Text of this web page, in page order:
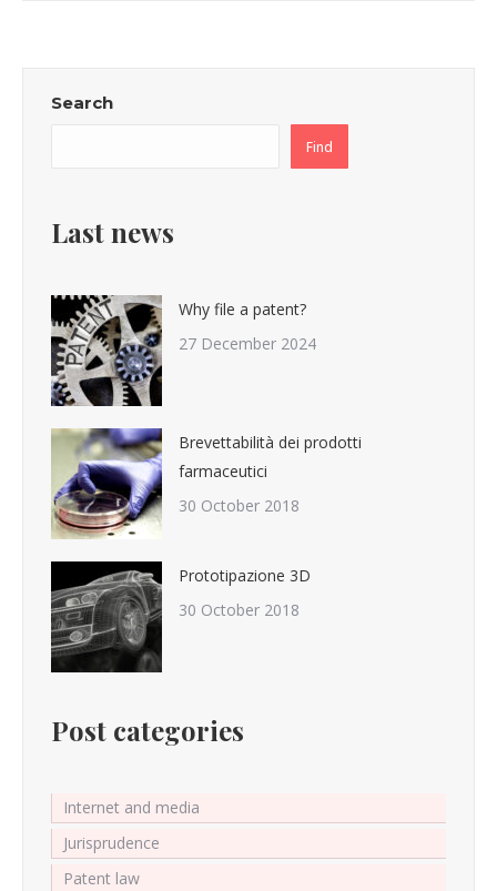
Search
Find
Last news
Why file a patent?
27 December 2024
Brevettabilità dei prodotti
farmaceutici
30 October 2018
Prototipazione 3D
30 October 2018
Post categories
Internet and media
Jurisprudence
Patent law